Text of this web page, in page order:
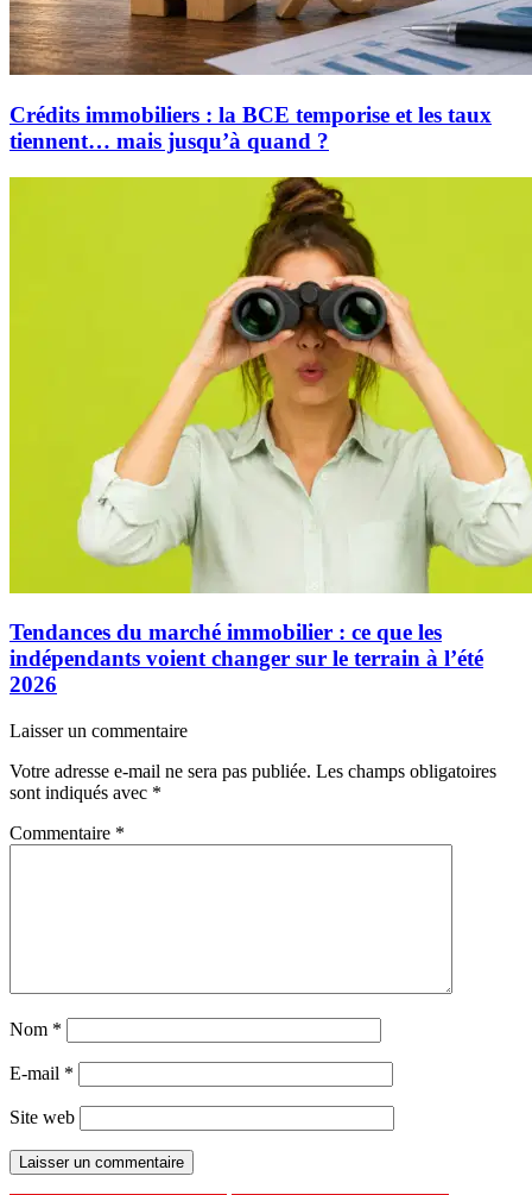
Crédits immobiliers : la BCE temporise et les taux
tiennent… mais jusqu’à quand ?
Tendances du marché immobilier : ce que les
indépendants voient changer sur le terrain à l’été
2026
Laisser un commentaire
Votre adresse e-mail ne sera pas publiée. Les champs obligatoires
sont indiqués avec *
Commentaire *
Nom *
E-mail *
Site web